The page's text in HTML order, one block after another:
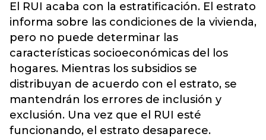
El RUI acaba con la estratificación. El estrato
informa sobre las condiciones de la vivienda,
pero no puede determinar las
características socioeconómicas del los
hogares. Mientras los subsidios se
distribuyan de acuerdo con el estrato, se
mantendrán los errores de inclusión y
exclusión. Una vez que el RUI esté
funcionando, el estrato desaparece.